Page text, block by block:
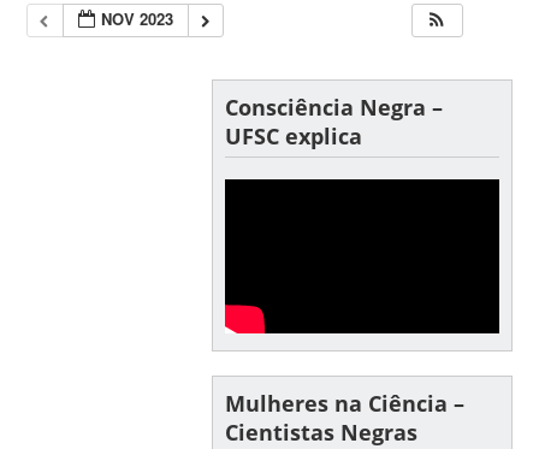
NOV 2023
Consciência Negra –
UFSC explica
Mulheres na Ciência –
Cientistas Negras